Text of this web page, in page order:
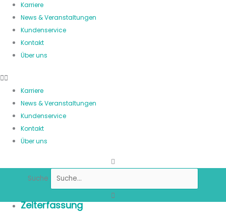
Karriere
News & Veranstaltungen
Kundenservice
Kontakt
Über uns
Karriere
News & Veranstaltungen
Kundenservice
Kontakt
Über uns
Suche
Zeiterfassung